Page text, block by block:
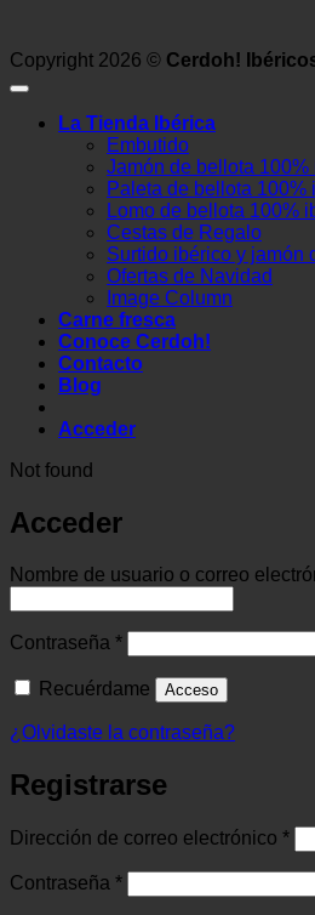
Copyright 2026 © Cerdoh!
La Tienda Ibérica
Embutido
Jamón de bellota 100%
Paleta de bellota 100%
Lomo de bellota 100%
Cestas de Regalo
Surtido ibérico y jamón
Ofertas de Navidad
Image Column
Carne fresca
Conoce Cerdoh!
Contacto
Blog
Acceder
Not found
Acceder
Nombre de usuario o correo
Contraseña *Obligatorio
Recuérdame Acceso
¿Olvidaste la contraseña?
Registrarse
Dirección de correo electrónico *
Contraseña *Obligatorio